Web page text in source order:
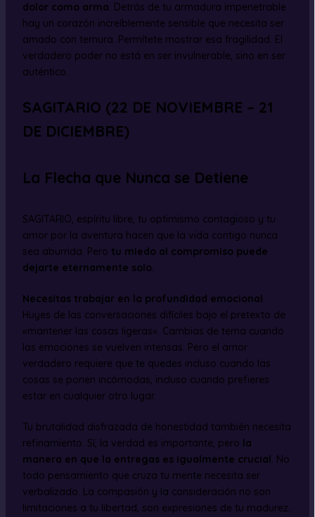
dolor como arma. Detrás de tu armadura impenetrable
hay un corazón increíblemente sensible que necesita ser
amado con ternura. Permítete mostrar esa fragilidad. El
verdadero poder no está en ser invulnerable, sino en ser
auténtico.
SAGITARIO (22 DE NOVIEMBRE – 21
DE DICIEMBRE)
La Flecha que Nunca se Detiene
SAGITARIO, espíritu libre, tu optimismo contagioso y tu
amor por la aventura hacen que la vida contigo nunca
sea aburrida. Pero tu miedo al compromiso puede
dejarte eternamente solo.
Necesitas trabajar en la profundidad emocional.
Huyes de las conversaciones difíciles bajo el pretexto de
«mantener las cosas ligeras». Cambias de tema cuando
las emociones se vuelven intensas. Pero el amor
verdadero requiere que te quedes incluso cuando las
cosas se ponen incómodas, incluso cuando prefieres
estar en cualquier otro lugar.
Tu brutalidad disfrazada de honestidad también necesita
refinamiento. Sí, la verdad es importante, pero la
manera en que la entregas es igualmente crucial. No
todo pensamiento que cruza tu mente necesita ser
verbalizado. La compasión y la consideración no son
limitaciones a tu libertad, son expresiones de tu madurez.